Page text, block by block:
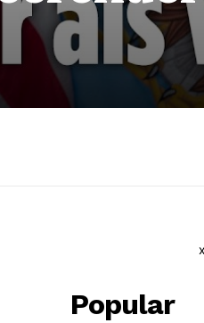
Popular